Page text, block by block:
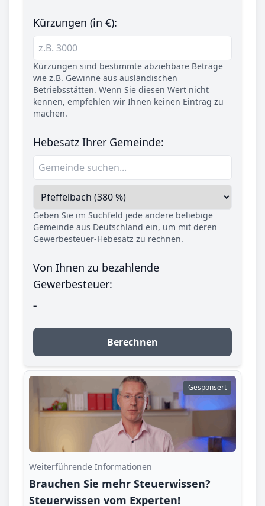
Kürzungen (in €):
Kürzungen sind bestimmte abziehbare Beträge
wie z.B. Gewinne aus ausländischen
Betriebsstätten. Wenn Sie diesen Wert nicht
kennen, empfehlen wir Ihnen keinen Eintrag zu
machen.
Hebesatz Ihrer Gemeinde:
Geben Sie im Suchfeld jede andere beliebige
Gemeinde aus Deutschland ein, um mit deren
Gewerbesteuer-Hebesatz zu rechnen.
Von Ihnen zu bezahlende
Gewerbesteuer:
-
Berechnen
Gesponsert
Weiterführende Informationen
Brauchen Sie mehr Steuerwissen?
Steuerwissen vom Experten!